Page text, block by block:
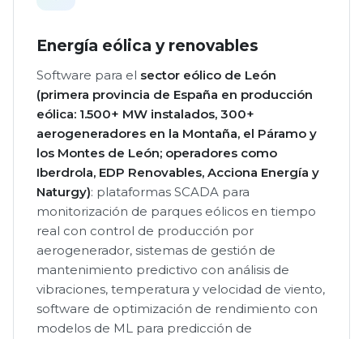
Energía eólica y renovables
Software para el sector eólico de León
(primera provincia de España en producción
eólica: 1.500+ MW instalados, 300+
aerogeneradores en la Montaña, el Páramo y
los Montes de León; operadores como
Iberdrola, EDP Renovables, Acciona Energía y
Naturgy): plataformas SCADA para
monitorización de parques eólicos en tiempo
real con control de producción por
aerogenerador, sistemas de gestión de
mantenimiento predictivo con análisis de
vibraciones, temperatura y velocidad de viento,
software de optimización de rendimiento con
modelos de ML para predicción de